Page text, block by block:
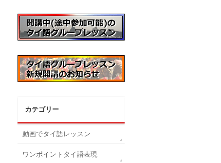
カテゴリー
動画でタイ語レッスン
ワンポイントタイ語表現